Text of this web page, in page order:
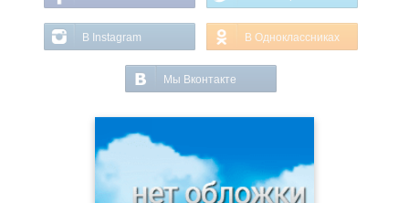
В Instagram В Одноклассниках
Мы Вконтакте